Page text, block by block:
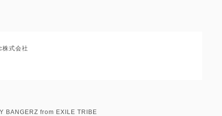
式会社
BANGERZ from EXILE TRIBE